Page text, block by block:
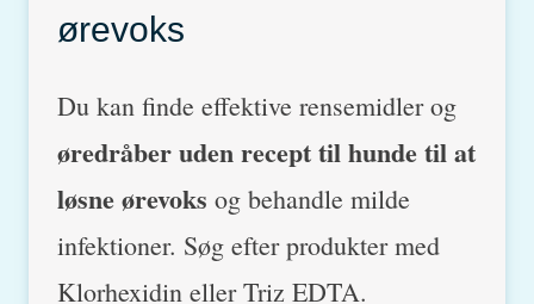
ørevoks
Du kan finde effektive rensemidler og
øredråber uden recept til hunde til at
løsne ørevoks og behandle milde
infektioner. Søg efter produkter med
Klorhexidin eller Triz EDTA.